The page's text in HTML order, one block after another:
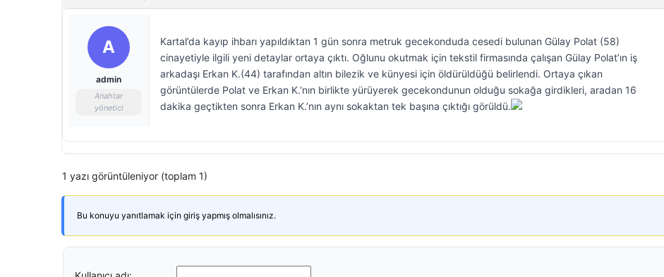
A
admin
Anahtar
yönetici
Kartal’da kayıp ihbarı yapıldıktan 1 gün sonra metruk gecekonduda cesedi bulunan Gülay Polat (58)
cinayetiyle ilgili yeni detaylar ortaya çıktı. Oğlunu okutmak için tekstil firmasında çalışan Gülay Polat’ın iş
arkadaşı Erkan K.(44) tarafından altın bilezik ve künyesi için öldürüldüğü belirlendi. Ortaya çıkan
görüntülerde Polat ve Erkan K.’nın birlikte yürüyerek gecekondunun olduğu sokağa girdikleri, aradan 16
dakika geçtikten sonra Erkan K.’nın aynı sokaktan tek başına çıktığı görüldü.
1 yazı görüntüleniyor (toplam 1)
Bu konuyu yanıtlamak için giriş yapmış olmalısınız.